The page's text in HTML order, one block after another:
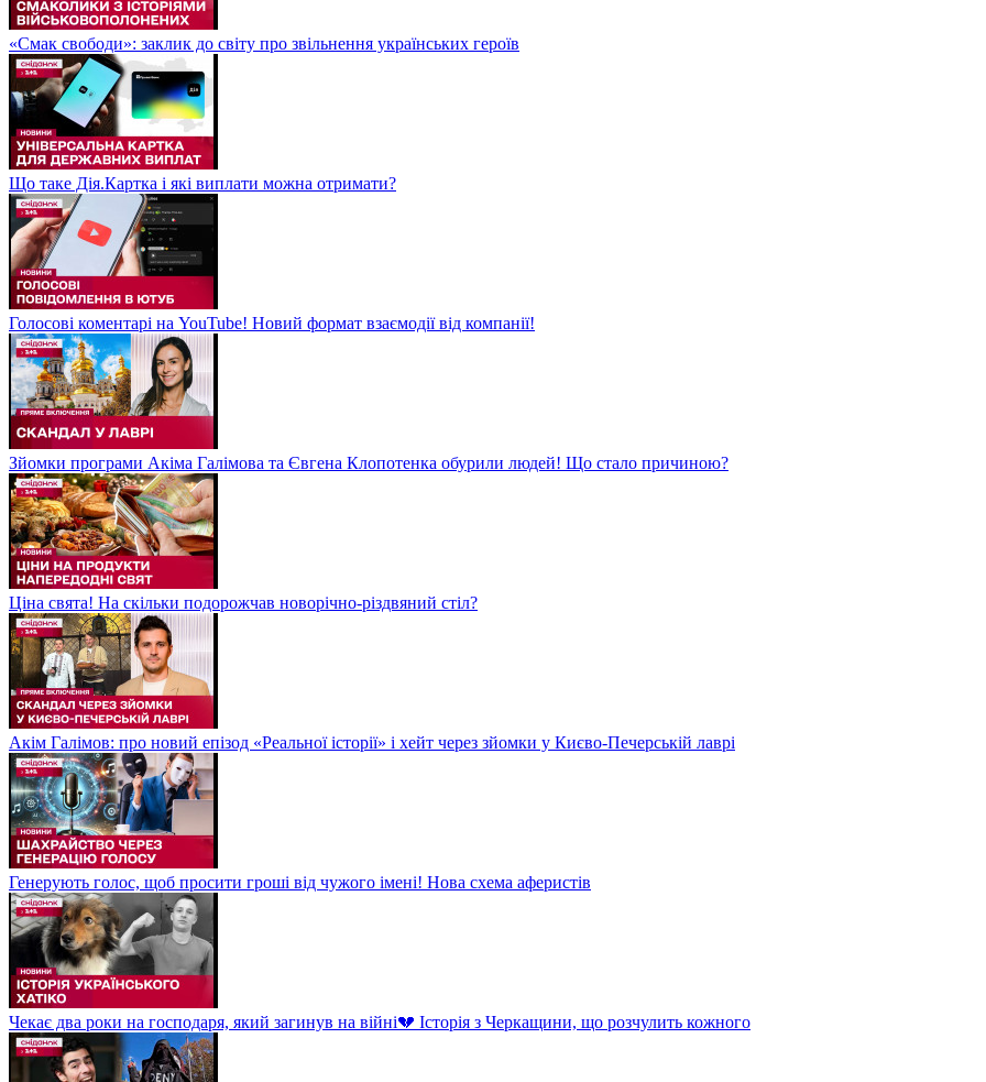
«Смак свободи»: заклик до світу про звільнення українських героїв
Що таке Дія.Картка і які виплати можна отримати?
Голосові коментарі на YouTube! Новий формат взаємодії від компанії!
Зйомки програми Акіма Галімова та Євгена Клопотенка обурили людей! Що стало причиною?
Ціна свята! На скільки подорожчав новорічно-різдвяний стіл?
Акім Галімов: про новий епізод «Реальної історії» і хейт через зйомки у Києво-Печерській лаврі
Генерують голос, щоб просити гроші від чужого імені! Нова схема аферистів
Чекає два роки на господаря, який загинув на війні💔 Історія з Черкащини, що розчулить кожного